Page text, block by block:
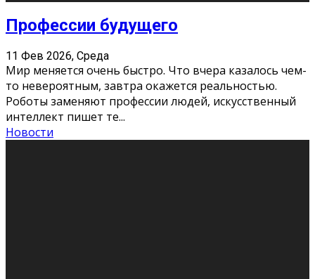
Как бороться со стрессом
11 Фев 2026, Среда
Стресс – нормальная реакция организма, когда
факторов, воздействующих на твой организм
больше, чем ресурсов. Есть советы, как бороться со
стрессовым состояни
Новости